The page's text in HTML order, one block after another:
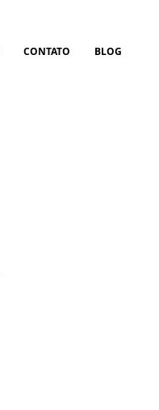
CONTATO BLOG